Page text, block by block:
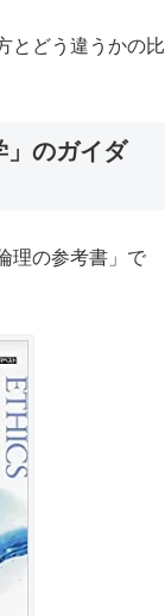
とどう違うかの比
」のガイダ
理の参考書」で